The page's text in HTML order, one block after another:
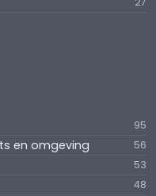
95
en omgeving 56
53
48